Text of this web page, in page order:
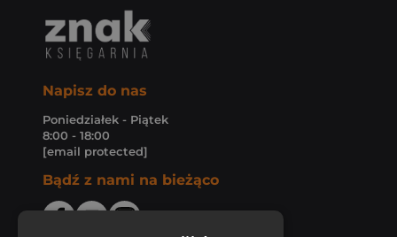
Napisz do nas
Poniedziałek - Piątek
8:00 - 18:00
[email protected]
Bądź z nami na bieżąco